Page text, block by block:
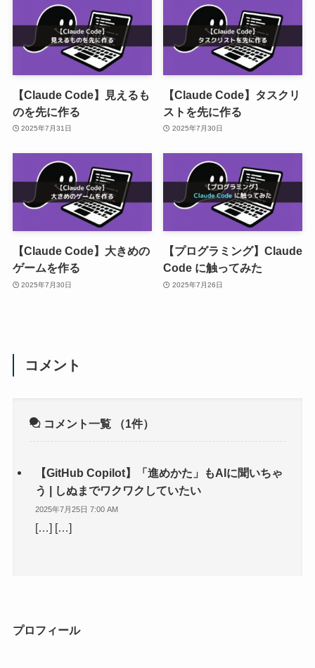
【Claude Code】見えるも
のを先に作る
2025年7月31日
【Claude Code】タスクリ
ストを先に作る
2025年7月30日
【Claude Code】大きめの
ゲームを作る
2025年7月30日
【プログラミング】Claude
Code に触ってみた
2025年7月26日
コメント
コメント一覧 （1件）
【GitHub Copilot】「進めかた」もAIに聞いちゃ
う | しぬまでワクワクしていたい
2025年7月25日 7:00 AM
[…] […]
プロフィール